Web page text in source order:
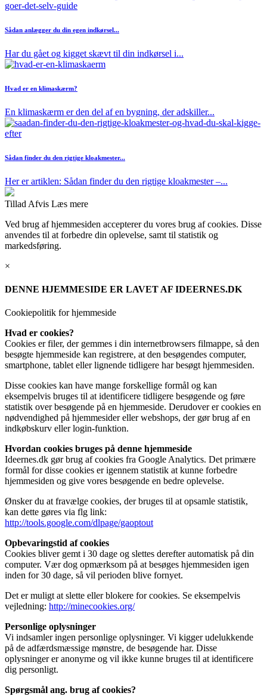
Sådan anlægger du din egen indkørsel...
Har du gået og kigget skævt til din indkørsel i...
Hvad er en klimaskærm?
En klimaskærm er den del af en bygning, der adskiller...
Sådan finder du den rigtige kloakmester...
Her er artiklen: Sådan finder du den rigtige kloakmester –...
Tillad Afvis Læs mere
Ved brug af hjemmesiden accepterer du vores brug af cookies. Disse
anvendes til at forbedre din oplevelse, samt til statistik og
markedsføring.
×
DENNE HJEMMESIDE ER LAVET AF IDEERNES.DK
Cookiepolitik for hjemmeside
Hvad er cookies?
Cookies er filer, der gemmes i din internetbrowsers filmappe, så den
besøgte hjemmeside kan registrere, at den besøgendes computer,
smartphone, tablet eller lignende tidligere har besøgt hjemmesiden.
Disse cookies kan have mange forskellige formål og kan
eksempelvis bruges til at identificere tidligere besøgende og føre
statistik over besøgende på en hjemmeside. Derudover er cookies en
nødvendighed på hjemmesider eller webshops, der gør brug af en
indkøbskurv eller login-funktion.
Hvordan cookies bruges på denne hjemmeside
Ideernes.dk gør brug af cookies fra Google Analytics. Det primære
formål for disse cookies er igennem statistik at kunne forbedre
hjemmesiden og give vores besøgende en bedre oplevelse.
Ønsker du at fravælge cookies, der bruges til at opsamle statistik,
kan dette gøres via flg link:
http://tools.google.com/dlpage/gaoptout
Opbevaringstid af cookies
Cookies bliver gemt i 30 dage og slettes derefter automatisk på din
computer. Vær dog opmærksom på at besøges hjemmesiden igen
inden for 30 dage, så vil perioden blive fornyet.
Det er muligt at slette eller blokere for cookies. Se eksempelvis
vejledning: http://minecookies.org/
Personlige oplysninger
Vi indsamler ingen personlige oplysninger. Vi kigger udelukkende
på de adfærdsmæssige mønstre, de besøgende har. Disse
oplysninger er anonyme og vil ikke kunne bruges til at identificere
dig personligt.
Spørgsmål ang. brug af cookies?